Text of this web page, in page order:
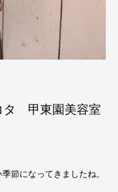
タ 甲東園美容室
節になってきましたね。